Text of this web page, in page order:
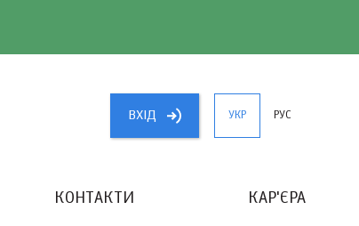
ВХIД УКР РУС
КОНТАКТИ КАР'ЄРА